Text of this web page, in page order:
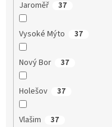
Jaroměř 37
Vysoké Mýto 37
Nový Bor 37
Holešov 37
Vlašim 37